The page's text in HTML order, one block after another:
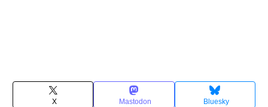
X Mastodon Bluesky